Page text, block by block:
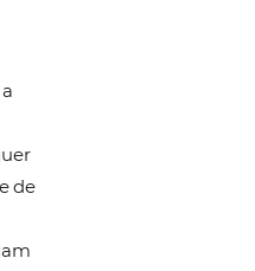
da Licenciada, sendo
de
preposto.
válida e plenamente